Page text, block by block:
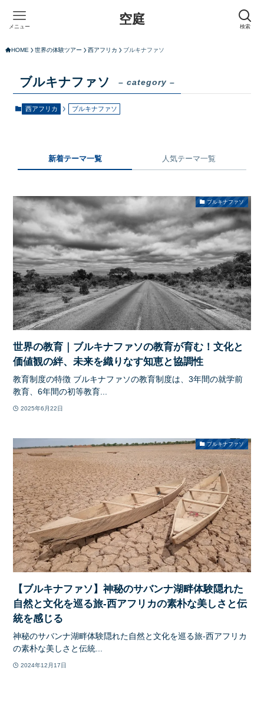
空庭 検索
メニュー
HOME 世界の体験ツアー 西アフリカ ブルキナファソ
ブルキナファソ – category –
西アフリカ ブルキナファソ
新着テーマ一覧 人気テーマ一覧
ブルキナファソ
世界の教育｜ブルキナファソの教育が育む！文化と
価値観の絆、未来を織りなす知恵と協調性
教育制度の特徴 ブルキナファソの教育制度は、3年間の就学前
教育、6年間の初等教育...
2025年6月22日
ブルキナファソ
【ブルキナファソ】神秘のサバンナ湖畔体験隠れた
自然と文化を巡る旅-西アフリカの素朴な美しさと伝
統を感じる
神秘のサバンナ湖畔体験隠れた自然と文化を巡る旅-西アフリカ
の素朴な美しさと伝統...
2024年12月17日